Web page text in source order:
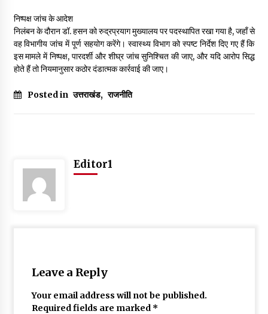
निष्पक्ष जांच के आदेश
निलंबन के दौरान डॉ. हसन को रुद्रप्रयाग मुख्यालय पर पदस्थापित रखा गया है, जहाँ से
वह विभागीय जांच में पूर्ण सहयोग करेंगे। स्वास्थ्य विभाग को स्पष्ट निर्देश दिए गए हैं कि
इस मामले में निष्पक्ष, पारदर्शी और शीघ्र जांच सुनिश्चित की जाए, और यदि आरोप सिद्ध
होते हैं तो नियमानुसार कठोर दंडात्मक कार्रवाई की जाए।
Posted in उत्तराखंड, राजनीति
Editor1
Leave a Reply
Your email address will not be published.
Required fields are marked *